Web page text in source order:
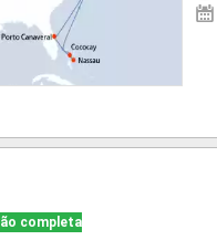
completa